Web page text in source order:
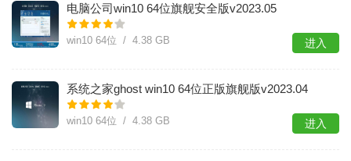
电脑公司win10 64位旗舰安全版v2023.05
win10 64位 / 4.38 GB 进入
系统之家ghost win10 64位正版旗舰版v2023.04
win10 64位 / 4.38 GB 进入